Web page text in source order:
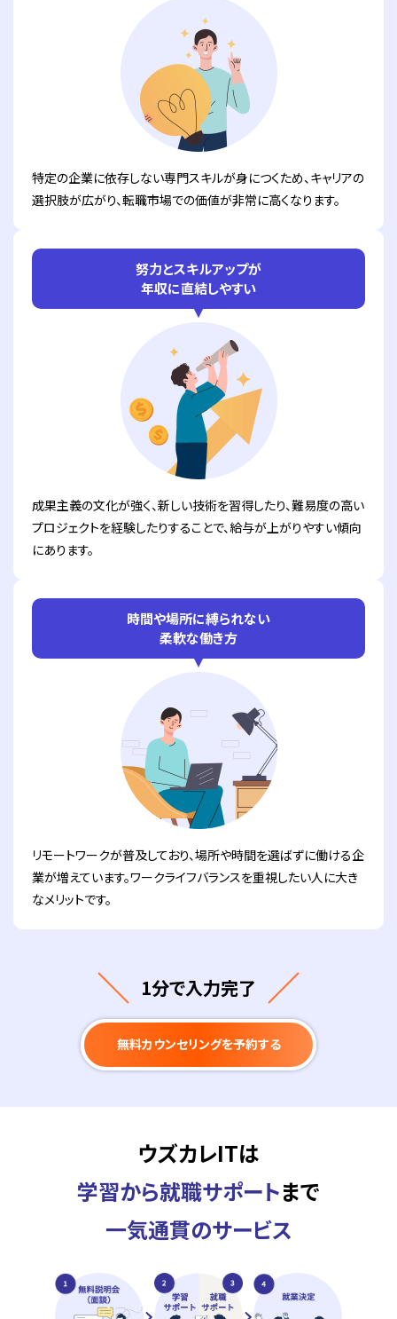
特定の企業に依存しない専門スキルが身につくため、キャリアの
選択肢が広がり、転職市場での価値が非常に高くなります。
努力とスキルアップが
年収に直結しやすい
成果主義の文化が強く、新しい技術を習得したり、難易度の高い
プロジェクトを経験したりすることで、給与が上がりやすい傾向
にあります。
時間や場所に縛られない
柔軟な働き方
リモートワークが普及しており、場所や時間を選ばずに働ける企
業が増えています。ワークライフバランスを重視したい人に大き
なメリットです。
1分で入力完了
無料カウンセリングを予約する
ウズカレITは
学習から就職サポートまで
一気通貫のサービス